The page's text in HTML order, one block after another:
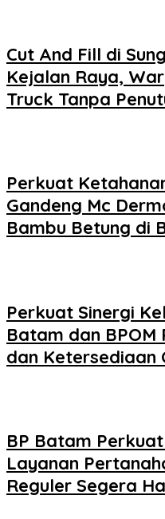
Cut And Fill di
Kejalan Raya,
Truck Tanpa
Perkuat
Gandeng Mc
Bambu Betung di
Perkuat Sinergi
Batam dan BPOM
dan Ketersediaan
BP Batam
Layanan
Reguler Segera